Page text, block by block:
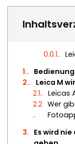
0.0.1.
1.
2.
Leica M
2.1.
Leicas
2.2
.
Wer
3. Es wird